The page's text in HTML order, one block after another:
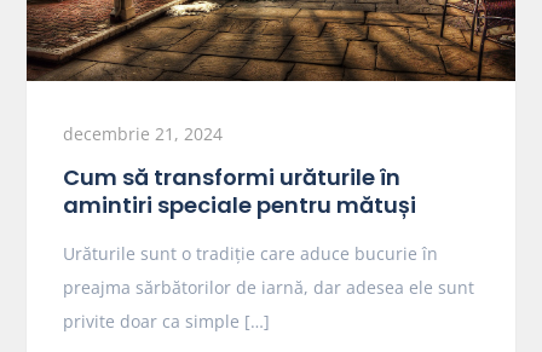
decembrie 21, 2024
Cum să transformi urăturile în
amintiri speciale pentru mătuși
Urăturile sunt o tradiție care aduce bucurie în
preajma sărbătorilor de iarnă, dar adesea ele sunt
privite doar ca simple […]